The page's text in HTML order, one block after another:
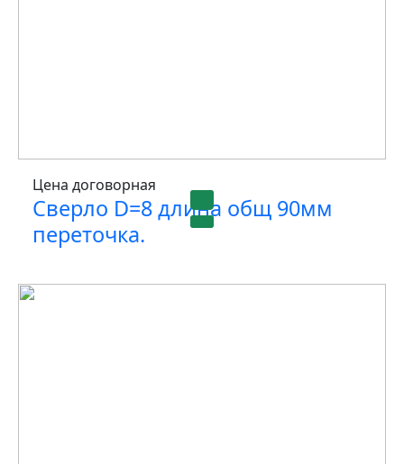
Цена договорная
Сверло D=8 длина общ 90мм
переточка.